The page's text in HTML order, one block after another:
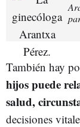
También hay
hijos puede
salud,
decisiones